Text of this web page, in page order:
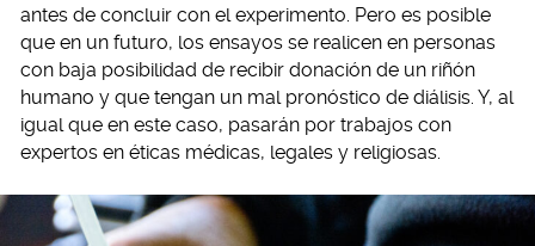
antes de concluir con el experimento. Pero es posible
que en un futuro, los ensayos se realicen en personas
con baja posibilidad de recibir donación de un riñón
humano y que tengan un mal pronóstico de diálisis. Y, al
igual que en este caso, pasarán por trabajos con
expertos en éticas médicas, legales y religiosas.